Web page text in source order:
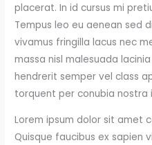
placerat. In id cursus mi
Tempus leo eu aenean sed
vivamus fringilla lacus nec
massa nisl malesuada
hendrerit semper vel class
torquent per conubia nostra
Lorem ipsum dolor sit amet
Quisque faucibus ex sapien